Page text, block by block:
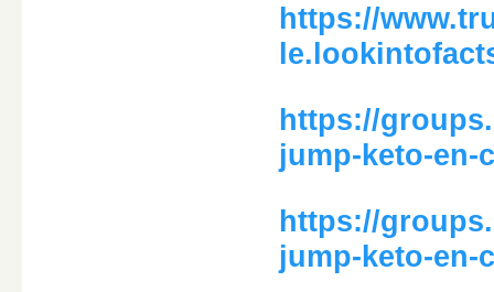
https://
https://
jump-keto-en-
https://
jump-keto-en-